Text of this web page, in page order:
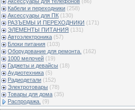
Кабели и переходники (258)
Аксессуары для ПК (130)
РАЗЪЕМЫ И ПЕРЕХОДНИКИ (171)
ЭЛЕМЕНТЫ ПИТАНИЯ (131)
Автоэлектроника (57)
Блоки питания (103)
Оборудование для ремонта. (162)
1000 мелочей (19)
Гаджеты и девайсы (18)
Аудиотехника (5)
Радиодетали (152)
Электротовары (78)
Товары для дома (35)
Распродажа. (9)